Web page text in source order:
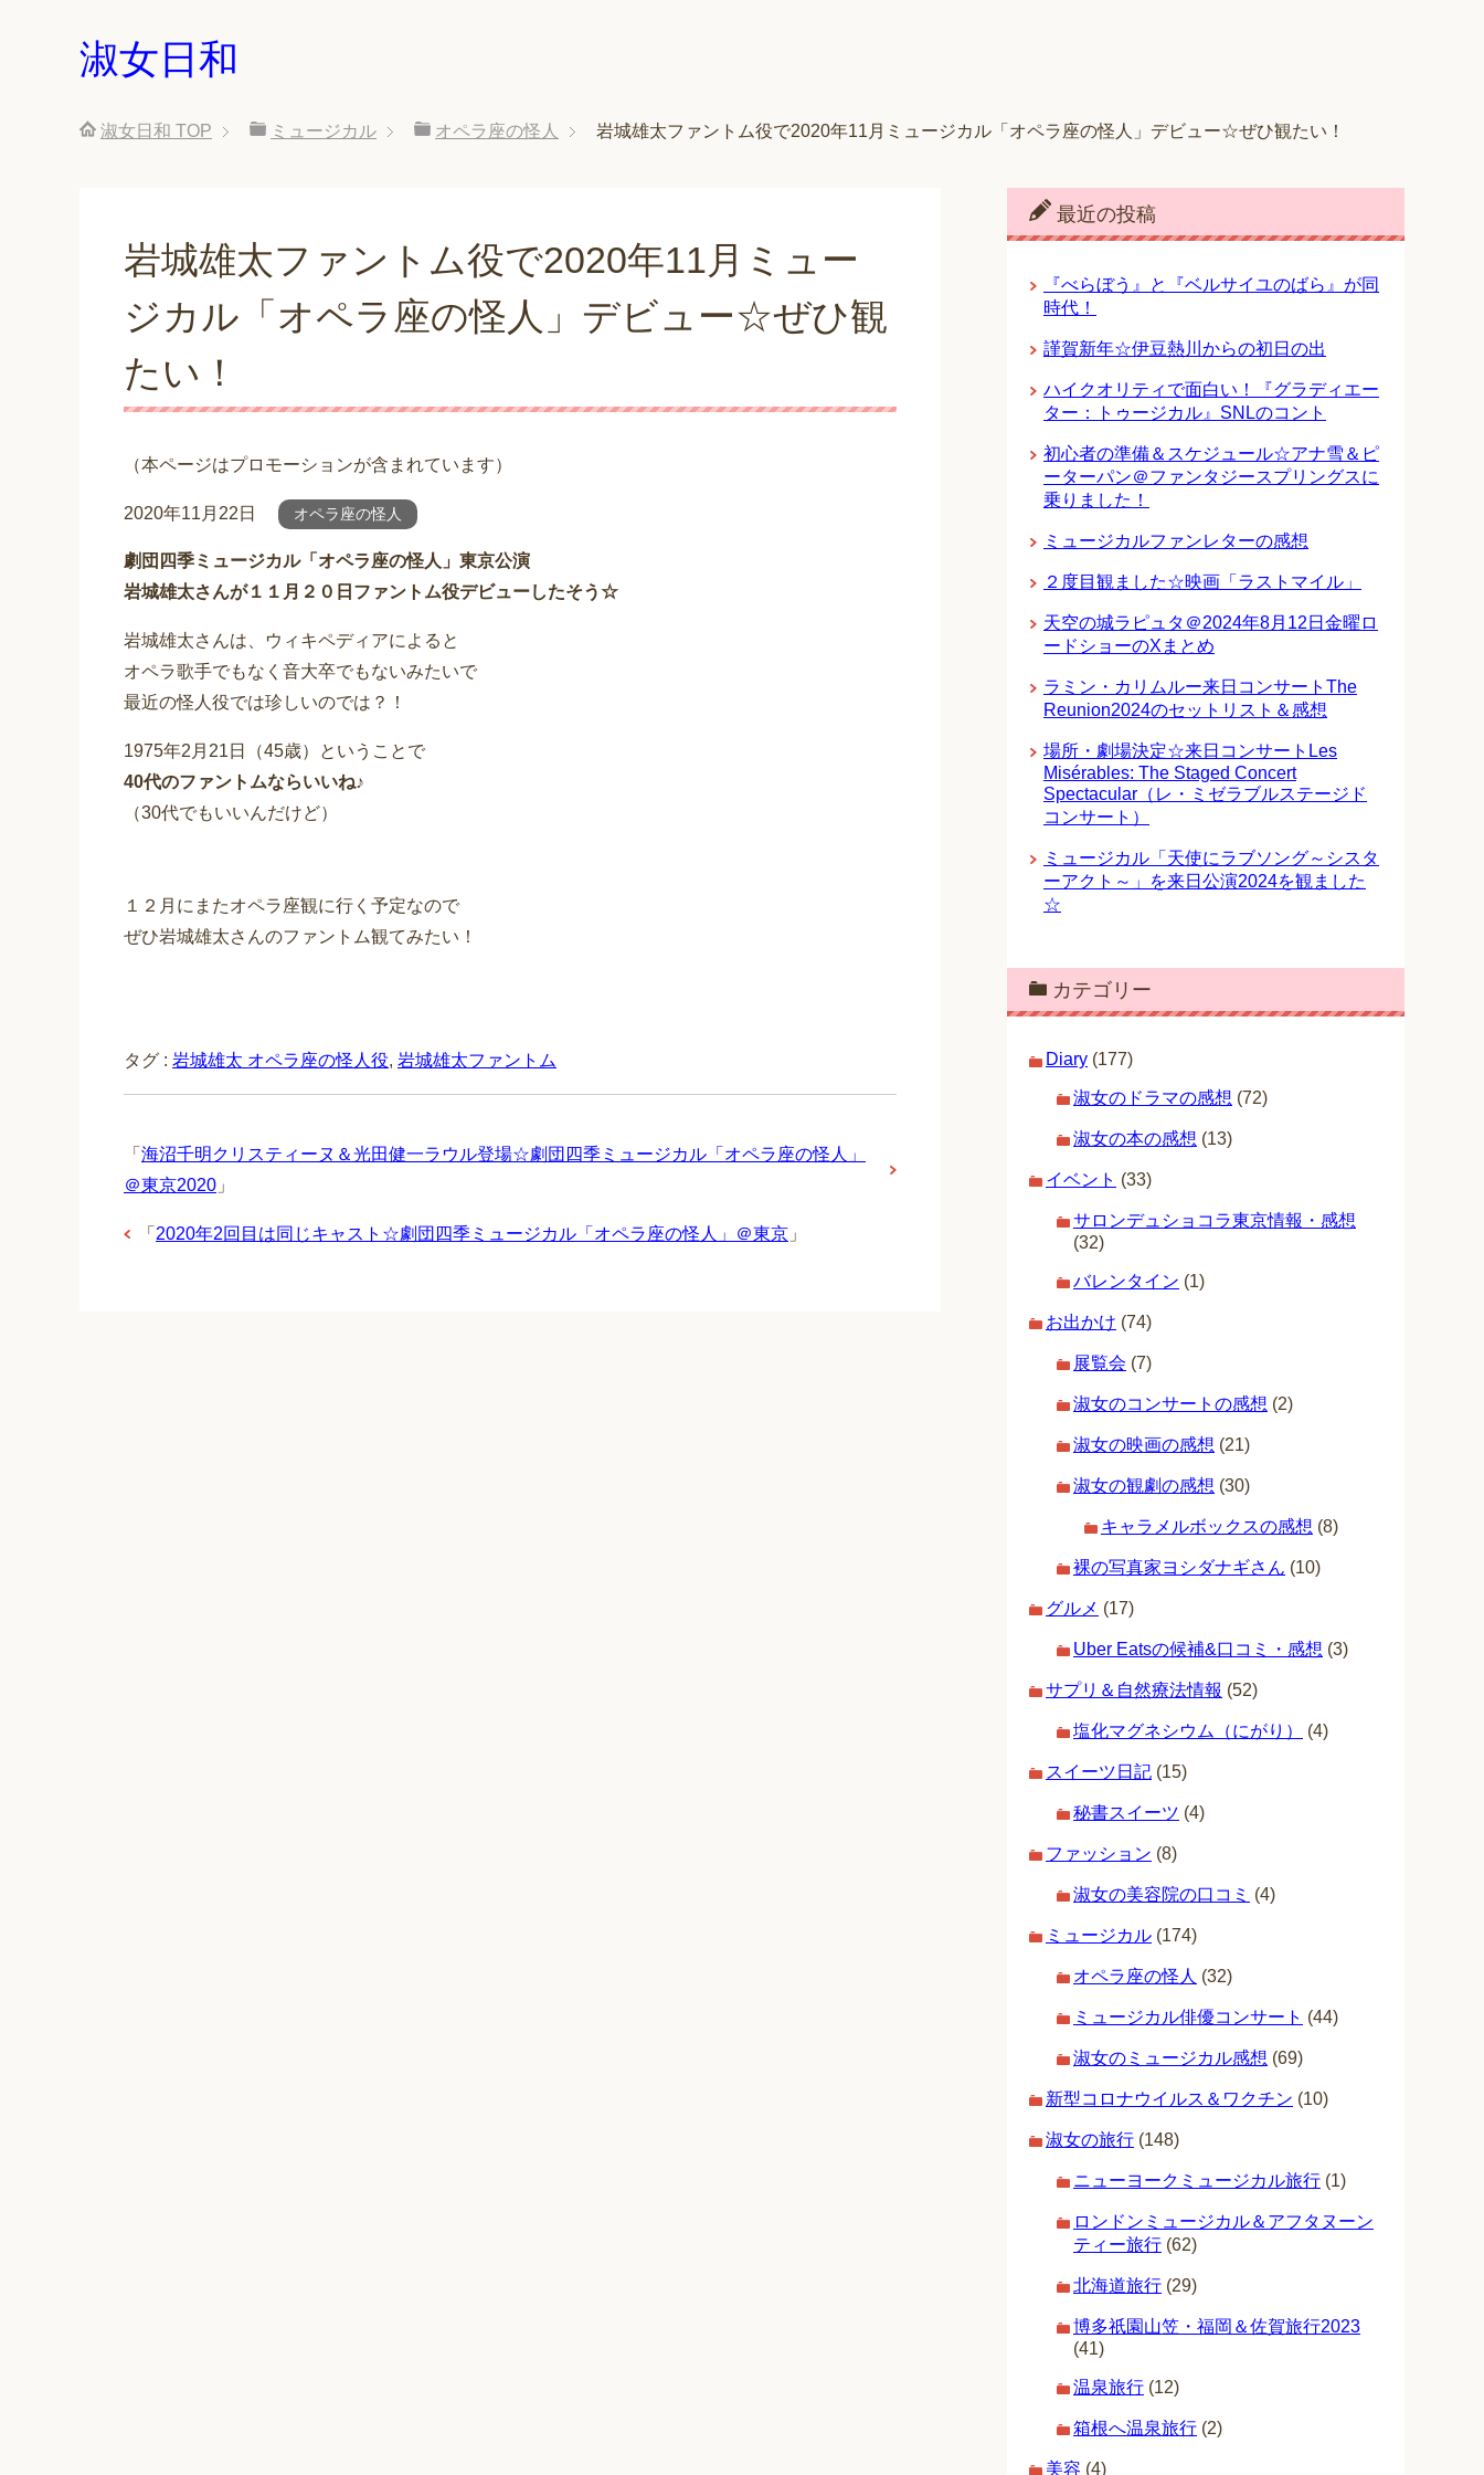
淑女日和
淑女日和 TOP ミュージカル オペラ座の怪人 岩城雄太ファントム役で2020年11月ミュージカル「オペラ座の怪人」デビュー☆ぜひ観たい！
岩城雄太ファントム役で2020年11月ミュー
ジカル「オペラ座の怪人」デビュー☆ぜひ観
たい！
（本ページはプロモーションが含まれています）
2020年11月22日 オペラ座の怪人
劇団四季ミュージカル「オペラ座の怪人」東京公演
岩城雄太さんが１１月２０日ファントム役デビューしたそう☆
岩城雄太さんは、ウィキペディアによると
オペラ歌手でもなく音大卒でもないみたいで
最近の怪人役では珍しいのでは？！
1975年2月21日（45歳）ということで
40代のファントムならいいね♪
（30代でもいいんだけど）
１２月にまたオペラ座観に行く予定なので
ぜひ岩城雄太さんのファントム観てみたい！
タグ : 岩城雄太 オペラ座の怪人役, 岩城雄太ファントム
「 海沼千明クリスティーヌ＆光田健一ラウル登場☆劇団四季ミュージカル「オペラ座の怪人」
＠東京2020 」
「 2020年2回目は同じキャスト☆劇団四季ミュージカル「オペラ座の怪人」＠東京 」
最近の投稿
『べらぼう』と『ベルサイユのばら』が同
時代！
謹賀新年☆伊豆熱川からの初日の出
ハイクオリティで面白い！『グラディエー
ター：トゥージカル』SNLのコント
初心者の準備＆スケジュール☆アナ雪＆ピ
ーターパン＠ファンタジースプリングスに
乗りました！
ミュージカルファンレターの感想
２度目観ました☆映画「ラストマイル」
天空の城ラピュタ＠2024年8月12日金曜ロ
ードショーのXまとめ
ラミン・カリムルー来日コンサートThe
Reunion2024のセットリスト＆感想
場所・劇場決定☆来日コンサートLes
Misérables: The Staged Concert
Spectacular（レ・ミゼラブルステージド
コンサート）
ミュージカル「天使にラブソング～シスタ
ーアクト～」を来日公演2024を観ました
☆
カテゴリー
Diary (177)
淑女のドラマの感想 (72)
淑女の本の感想 (13)
イベント (33)
サロンデュショコラ東京情報・感想
(32)
バレンタイン (1)
お出かけ (74)
展覧会 (7)
淑女のコンサートの感想 (2)
淑女の映画の感想 (21)
淑女の観劇の感想 (30)
キャラメルボックスの感想 (8)
裸の写真家ヨシダナギさん (10)
グルメ (17)
Uber Eatsの候補&口コミ・感想 (3)
サプリ＆自然療法情報 (52)
塩化マグネシウム（にがり） (4)
スイーツ日記 (15)
秘書スイーツ (4)
ファッション (8)
淑女の美容院の口コミ (4)
ミュージカル (174)
オペラ座の怪人 (32)
ミュージカル俳優コンサート (44)
淑女のミュージカル感想 (69)
新型コロナウイルス＆ワクチン (10)
淑女の旅行 (148)
ニューヨークミュージカル旅行 (1)
ロンドンミュージカル＆アフタヌーン
ティー旅行 (62)
北海道旅行 (29)
博多祇園山笠・福岡＆佐賀旅行2023
(41)
温泉旅行 (12)
箱根へ温泉旅行 (2)
美容 (4)